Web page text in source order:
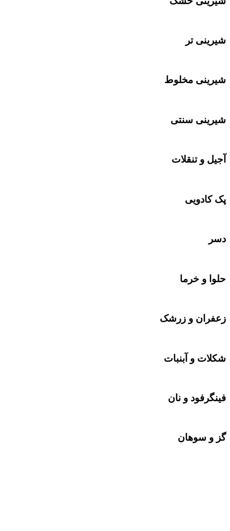
شیرینی تر
شیرینی مخلوط
شیرینی سنتی
آجیل و تنقلات
پک کادویی
دسر
حلوا و خرما
زعفران و زرشک
شکلات‌‌ و آبنبات
فینگرفود و نان‌
گز و سوهان